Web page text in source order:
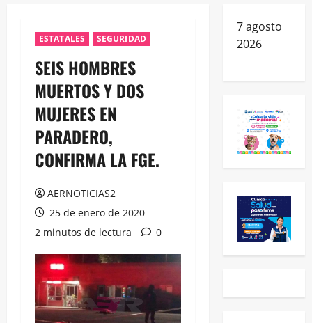
ESTATALES SEGURIDAD
SEIS HOMBRES
MUERTOS Y DOS
MUJERES EN
PARADERO,
CONFIRMA LA FGE.
AERNOTICIAS2
25 de enero de 2020
2 minutos de lectura
0
7 agosto
2026